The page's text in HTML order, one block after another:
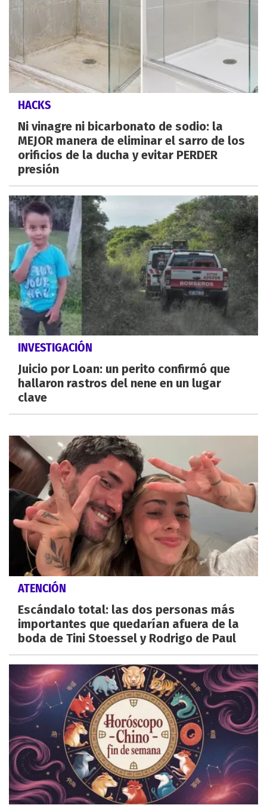
HACKS
Ni vinagre ni bicarbonato de sodio: la
MEJOR manera de eliminar el sarro de los
orificios de la ducha y evitar PERDER
presión
INVESTIGACIÓN
Juicio por Loan: un perito confirmó que
hallaron rastros del nene en un lugar
clave
ATENCIÓN
Escándalo total: las dos personas más
importantes que quedarían afuera de la
boda de Tini Stoessel y Rodrigo de Paul